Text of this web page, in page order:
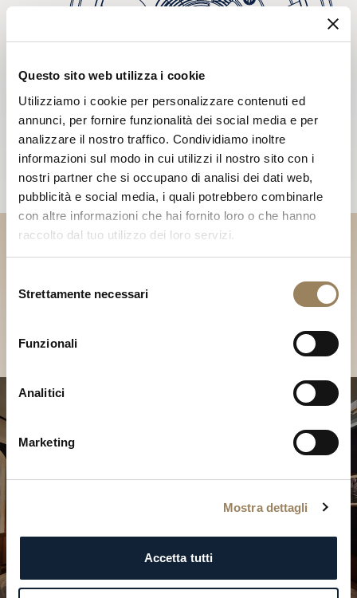
Questo sito web utilizza i cookie
Utilizziamo i cookie per personalizzare contenuti ed
annunci, per fornire funzionalità dei social media e per
analizzare il nostro traffico. Condividiamo inoltre
informazioni sul modo in cui utilizzi il nostro sito con i
nostri partner che si occupano di analisi dei dati web,
pubblicità e social media, i quali potrebbero combinarle
con altre informazioni che hai fornito loro o che hanno
raccolto dal tuo utilizzo dei loro servizi.
delStrettamente necessari
Funzionali
Analitici
Marketing
Mostra dettagli
Accetta tutti
Scopri le nostre collezioni in
Boutique